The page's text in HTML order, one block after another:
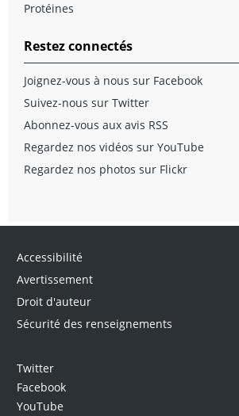
Protéines
Restez connectés
Joignez-vous à nous sur Facebook
Suivez-nous sur Twitter
Abonnez-vous aux avis RSS
Regardez nos vidéos sur YouTube
Regardez nos photos sur Flickr
Accessibilité
Avertissement
Droit d'auteur
Sécurité des renseignements
Twitter
Facebook
YouTube